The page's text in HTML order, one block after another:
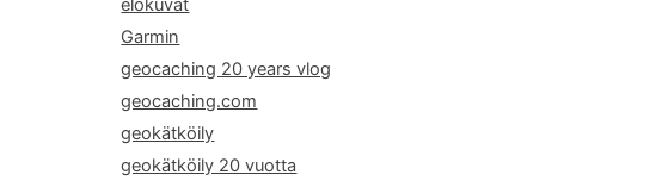
elokuvat
Garmin
geocaching 20 years vlog
geocaching.com
geokätköily
geokätköily 20 vuotta